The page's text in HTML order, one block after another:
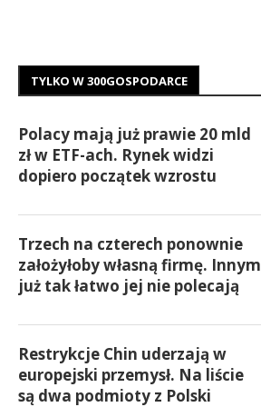
TYLKO W 300GOSPODARCE
Polacy mają już prawie 20 mld
zł w ETF-ach. Rynek widzi
dopiero początek wzrostu
Trzech na czterech ponownie
założyłoby własną firmę. Innym
już tak łatwo jej nie polecają
Restrykcje Chin uderzają w
europejski przemysł. Na liście
są dwa podmioty z Polski